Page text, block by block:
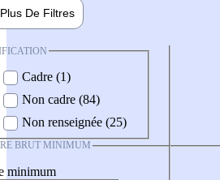
Plus De Filtres
Cadre (1)
Non cadre (84)
Non renseignée (25)
BRUT MINIMUM
minimum